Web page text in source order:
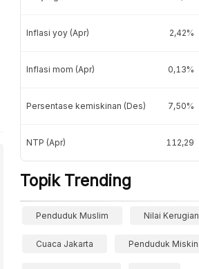
Inflasi yoy (Apr) 2,42%
Inflasi mom (Apr) 0,13%
Persentase kemiskinan (Des) 7,50%
NTP (Apr) 112,29
Topik Trending
Penduduk Muslim Nilai Kerugian
Cuaca Jakarta Penduduk Miskin